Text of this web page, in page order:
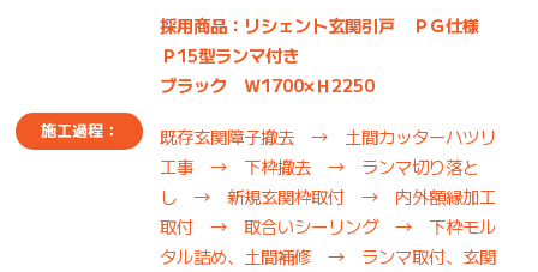
採用商品：リシェント玄関引戸 ＰＧ仕様
Ｐ15型ランマ付き
ブラック Ｗ1700×Ｈ2250
施工過程：
既存玄関障子撤去 → 土間カッターハツリ
工事 → 下枠撤去 → ランマ切り落と
し → 新規玄関枠取付 → 内外額縁加工
取付 → 取合いシーリング → 下枠モル
タル詰め、土間補修 → ランマ取付、玄関